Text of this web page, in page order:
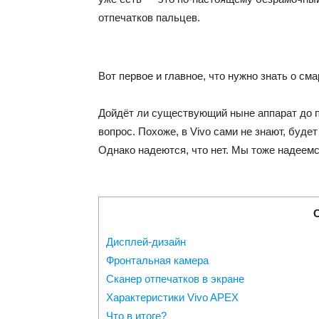
отпечатков пальцев.
Вот первое и главное, что нужно знать о
Дойдёт ли существующий ныне аппарат до
вопрос. Похоже, в Vivo сами не знают,
Однако надеются, что нет. Мы тоже
Дисплей-дизайн
Фронтальная камера
Сканер отпечатков в экране
Характеристики Vivo APEX
Что в итоге?